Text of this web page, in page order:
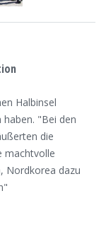
Halbinsel
"Bei den
die
machtvolle
Nordkorea dazu